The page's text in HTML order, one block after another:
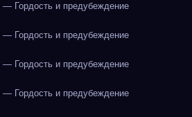
Гордость и предубеждение
Гордость и предубеждение
Гордость и предубеждение
Гордость и предубеждение